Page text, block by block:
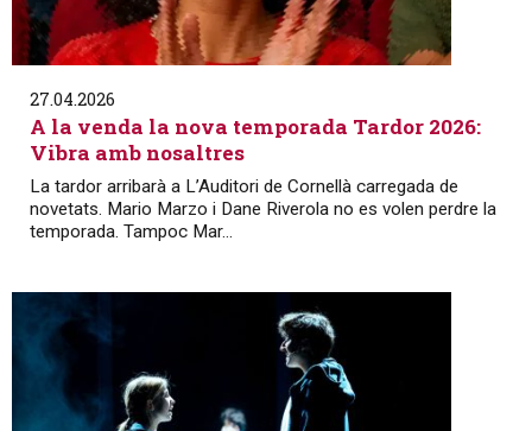
27.04.2026
A la venda la nova temporada Tardor 2026:
Vibra amb nosaltres
La tardor arribarà a L’Auditori de Cornellà carregada de
novetats. Mario Marzo i Dane Riverola no es volen perdre la
temporada. Tampoc Mar...